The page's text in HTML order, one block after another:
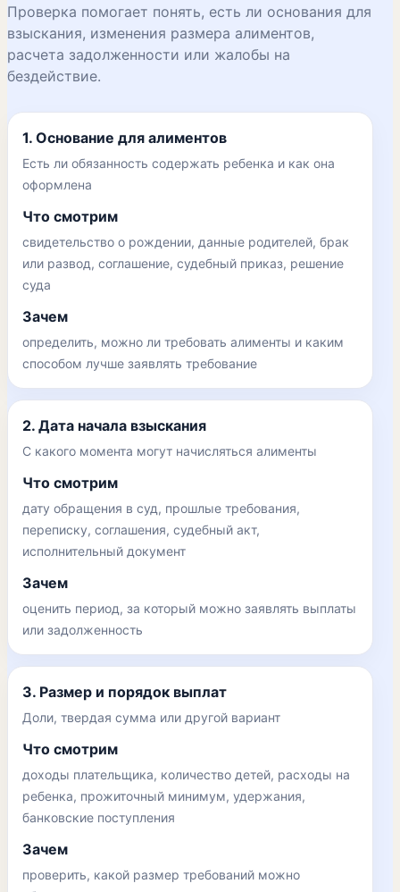
Проверка помогает понять, есть ли основания для
взыскания, изменения размера алиментов,
расчета задолженности или жалобы на
бездействие.
1. Основание для алиментов
Есть ли обязанность содержать ребенка и как она
оформлена
Что смотрим
свидетельство о рождении, данные родителей, брак
или развод, соглашение, судебный приказ, решение
суда
Зачем
определить, можно ли требовать алименты и каким
способом лучше заявлять требование
2. Дата начала взыскания
С какого момента могут начисляться алименты
Что смотрим
дату обращения в суд, прошлые требования,
переписку, соглашения, судебный акт,
исполнительный документ
Зачем
оценить период, за который можно заявлять выплаты
или задолженность
3. Размер и порядок выплат
Доли, твердая сумма или другой вариант
Что смотрим
доходы плательщика, количество детей, расходы на
ребенка, прожиточный минимум, удержания,
банковские поступления
Зачем
проверить, какой размер требований можно